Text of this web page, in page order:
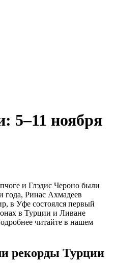
5–11 ноября
и Глэдис Чероно были
Ринас Ахмадеев
в Уфе состоялся первый
в Турции и Ливане
читайте в нашем
рекорды Турции